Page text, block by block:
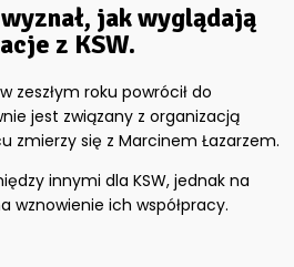
jak wyglądają
z KSW.
zeszłym roku powrócił do
jest związany z organizacją
zmierzy się z Marcinem Łazarzem.
innymi dla KSW, jednak na
wznowienie ich współpracy.